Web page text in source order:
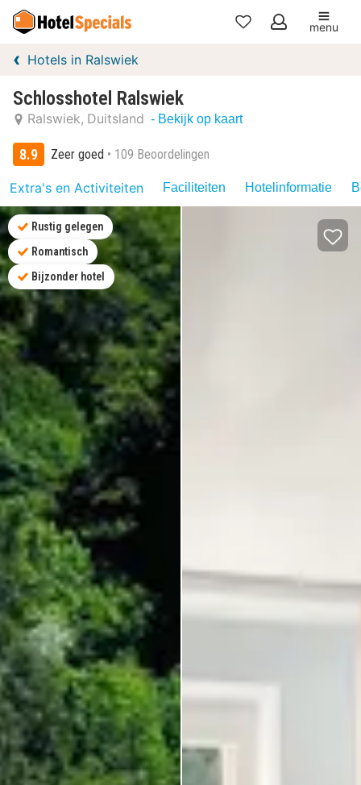
Mijn
menu
Hotels in Ralswiek
Schlosshotel Ralswiek
Ralswiek Duitsland - Bekijk op kaart
8.9 Zeer goed 109 Beoordelingen
Extra's en Activiteiten Faciliteiten Hotelinformatie
Rustig gelegen
Romantisch
Bijzonder hotel